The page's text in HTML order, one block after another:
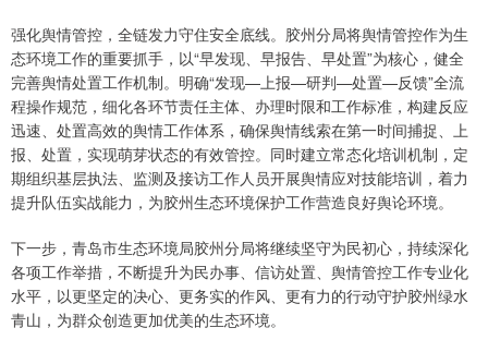
强化舆情管控，全链发力守住安全底线。胶州分局将舆情管控作为生
态环境工作的重要抓手，以“早发现、早报告、早处置”为核心，健全
完善舆情处置工作机制。明确“发现—上报—研判—处置—反馈”全流
程操作规范，细化各环节责任主体、办理时限和工作标准，构建反应
迅速、处置高效的舆情工作体系，确保舆情线索在第一时间捕捉、上
报、处置，实现萌芽状态的有效管控。同时建立常态化培训机制，定
期组织基层执法、监测及接访工作人员开展舆情应对技能培训，着力
提升队伍实战能力，为胶州生态环境保护工作营造良好舆论环境。
下一步，青岛市生态环境局胶州分局将继续坚守为民初心，持续深化
各项工作举措，不断提升为民办事、信访处置、舆情管控工作专业化
水平，以更坚定的决心、更务实的作风、更有力的行动守护胶州绿水
青山，为群众创造更加优美的生态环境。